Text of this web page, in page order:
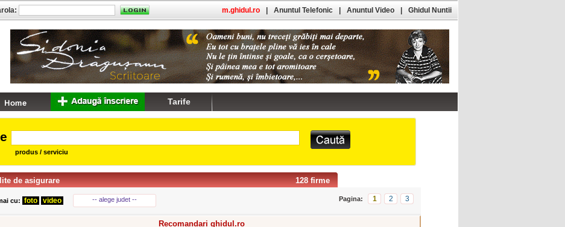
produs / serviciu
128 firme
de asigurare
cu: foto video -- alege judet -- Pagina: 1 2 3
Recomandari ghidul.ro
m.ghidul.ro Anuntul Telefonic Anuntul Video Ghidul Nuntii
Tarife